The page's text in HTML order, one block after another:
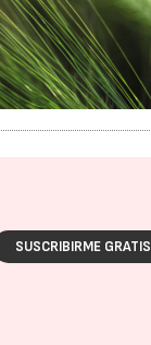
SUSCRIBIRME GRATIS